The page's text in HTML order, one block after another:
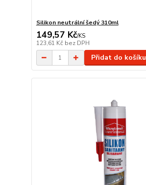
Silikon neutrální šedý 310ml
149,57 Kč/KS
123,61 Kč bez DPH
Přidat do košíku